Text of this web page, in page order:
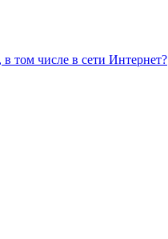
том числе в сети Интернет?